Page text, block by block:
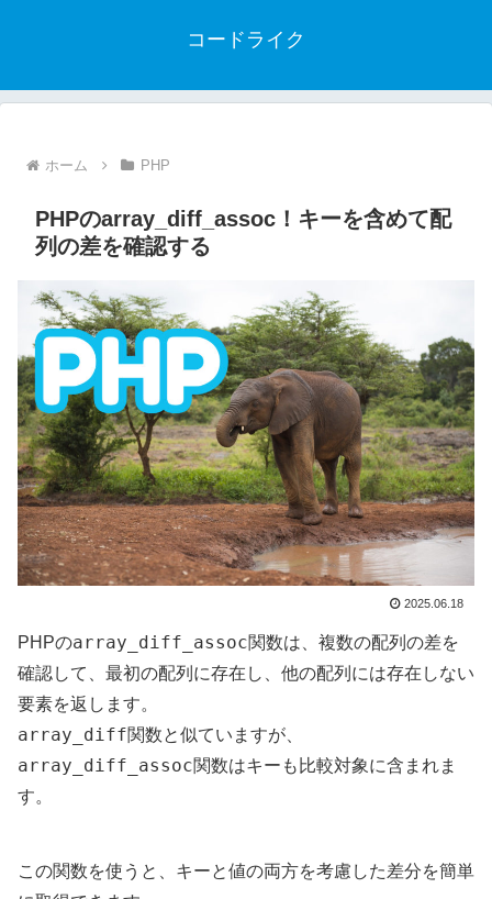
コードライク
ホーム PHP
PHPのarray_diff_assoc！キーを含めて配
列の差を確認する
2025.06.18
PHPのarray_diff_assoc関数は、複数の配列の差を
確認して、最初の配列に存在し、他の配列には存在しない
要素を返します。
array_diff関数と似ていますが、
array_diff_assoc関数はキーも比較対象に含まれま
す。
この関数を使うと、キーと値の両方を考慮した差分を簡単